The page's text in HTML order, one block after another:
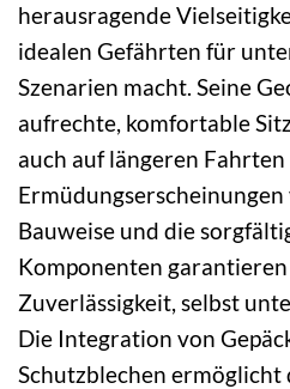
herausragende
idealen Gefährten für
Szenarien macht. Seine
aufrechte, komfortable
auch auf längeren Fahrten
Bauweise und die
Komponenten
Zuverlässigkeit, selbst
Die Integration von
Schutzblechen ermöglicht